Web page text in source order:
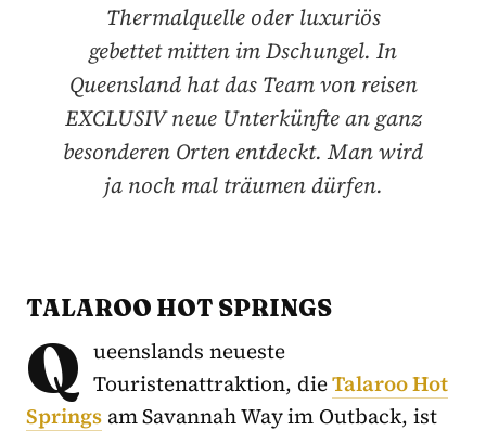
Thermalquelle oder luxuriös
gebettet mitten im Dschungel. In
Queensland hat das Team von reisen
EXCLUSIV neue Unterkünfte an ganz
besonderen Orten entdeckt. Man wird
ja noch mal träumen dürfen.
TALAROO HOT SPRINGS
Q ueenslands neueste
Touristenattraktion, dieTalaroo Hot
Springs am Savannah Way im Outback, ist